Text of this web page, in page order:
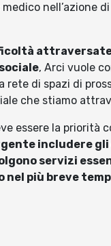
nell’azione
attraversate
, Arci vuole
rete di spazi di
che stiamo
essere la priorità
includere
servizi
più breve